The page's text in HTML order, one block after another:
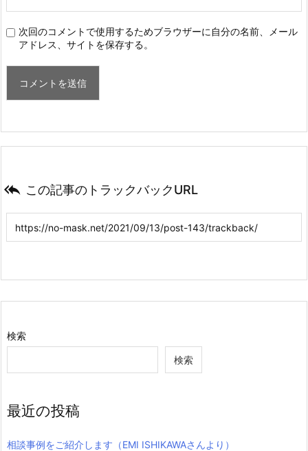
次回のコメントで使用するためブラウザーに自分の名前、メール
アドレス、サイトを保存する。
 この記事のトラックバックURL
検索
検索
最近の投稿
相談事例をご紹介します（EMI ISHIKAWAさんより）